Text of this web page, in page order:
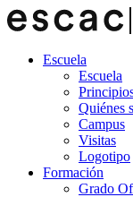
Escuela
Escuela
Quiénes
Campus
Visitas
Logotipo
Formación
Grado